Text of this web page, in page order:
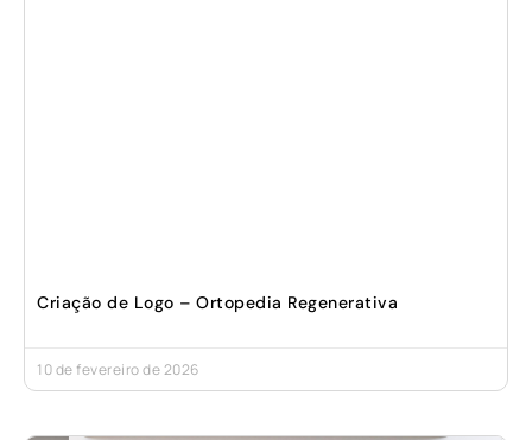
Criação de Logo – Ortopedia Regenerativa
10 de fevereiro de 2026